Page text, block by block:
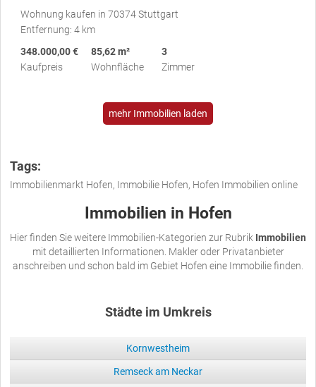
Wohnung kaufen in 70374 Stuttgart
Entfernung: 4 km
348.000,00 €
Kaufpreis
85,62 m²
Wohnfläche
3
Zimmer
mehr Immobilien laden
Tags:
Immobilienmarkt Hofen, Immobilie Hofen, Hofen Immobilien online
Immobilien in Hofen
Hier finden Sie weitere Immobilien-Kategorien zur Rubrik Immobilien
mit detaillierten Informationen. Makler oder Privatanbieter
anschreiben und schon bald im Gebiet Hofen eine Immobilie finden.
Städte im Umkreis
Kornwestheim
Remseck am Neckar